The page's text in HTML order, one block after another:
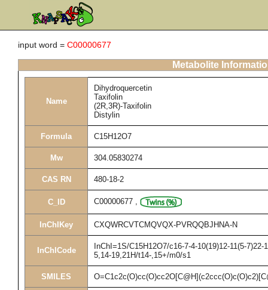
input word = C00000677
Metabolite
Name
Dihydroquercetin
Taxifolin
(2R,3R)-Taxifolin
Distylin
Formula C15H12O7
Mw 304.05830274
CAS RN 480-18-2
C_ID C00000677 ,
InChIKey CXQWRCVTCMQVQX-PVRQQBJHNA-N
InChICode
InChI=1S/C15H12O7/c16-7-4-10(19)12-11(5-
5,14-19,21H/t14-,15+/m0/s1
SMILES